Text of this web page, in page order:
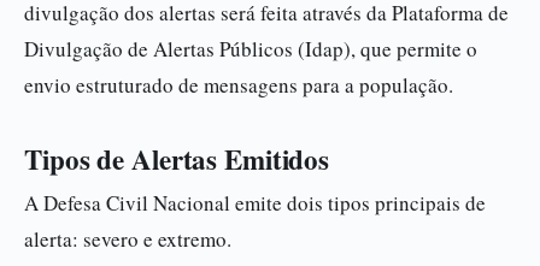
divulgação dos alertas será feita através da Plataforma de
Divulgação de Alertas Públicos (Idap), que permite o
envio estruturado de mensagens para a população.
Tipos de Alertas Emitidos
A Defesa Civil Nacional emite dois tipos principais de
alerta: severo e extremo.